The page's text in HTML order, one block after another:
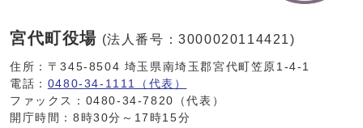
宮代町役場 (法人番号：3000020114421)
住所：〒345-8504 埼玉県南埼玉郡宮代町笠原1-4-1
電話： 0480-34-1111（代表）
ファックス：0480-34-7820（代表）
開庁時間：8時30分～17時15分